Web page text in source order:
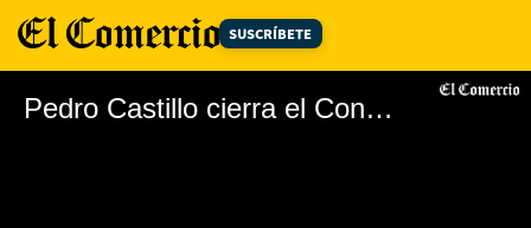
SUSCRÍBETE
Pedro Castillo cierra el Congreso de la República